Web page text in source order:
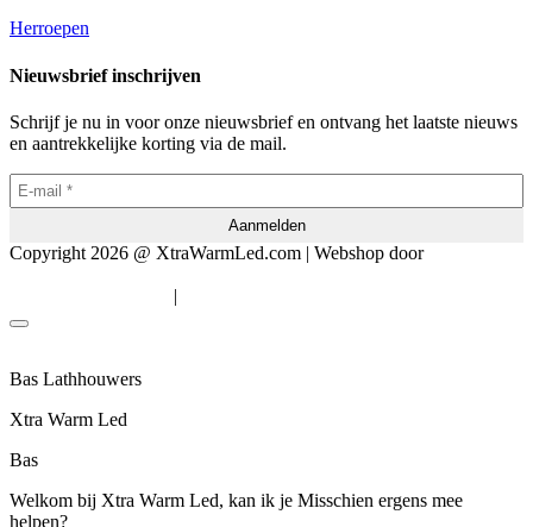
Herroepen
Nieuwsbrief inschrijven
Schrijf je nu in voor onze nieuwsbrief en ontvang het laatste nieuws
en aantrekkelijke korting via de mail.
Copyright 2026 @ XtraWarmLed.com | Webshop door
|
Bas Lathhouwers
Xtra Warm Led
Bas
Welkom bij Xtra Warm Led, kan ik je Misschien ergens mee
helpen?